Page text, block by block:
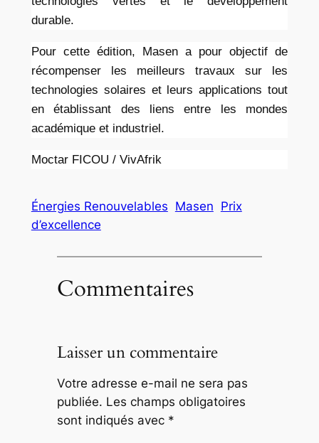
durable.
Pour cette édition, Masen a pour objectif de
récompenser les meilleurs travaux sur les
technologies solaires et leurs applications tout
en établissant des liens entre les mondes
académique et industriel.
Moctar FICOU / VivAfrik
Énergies Renouvelables Masen Prix
d’excellence
Commentaires
Laisser un commentaire
Votre adresse e-mail ne sera pas
publiée. Les champs obligatoires
sont indiqués avec *